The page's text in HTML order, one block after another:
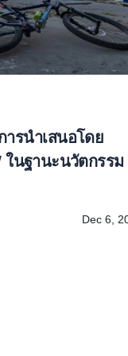
ารนำเสนอโดย
ในฐานะนวัตกรรม
Dec 6,